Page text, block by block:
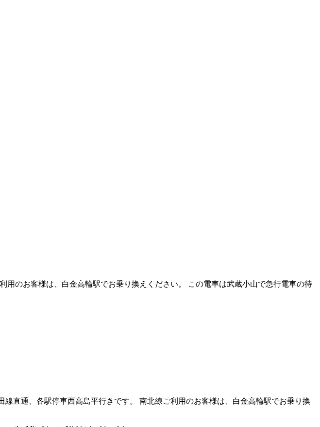
用のお客様は、白金高輪駅でお乗り換えください。
この電車は武蔵小山で急行電車の待
直通、各駅停車西高島平行きです。 南北線ご利用のお客様は、白金高輪駅でお乗り換